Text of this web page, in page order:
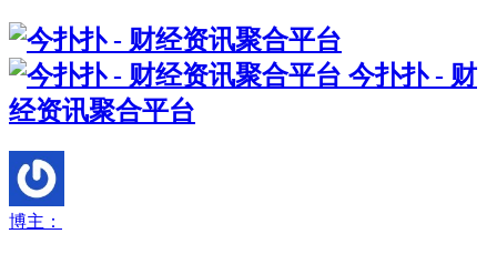
今扑扑 - 财
经资讯聚合平台
博主：